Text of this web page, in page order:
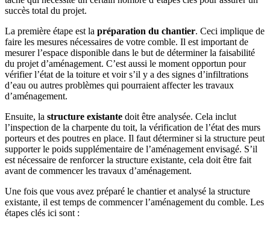
succès total du projet.
La première étape est la préparation du chantier. Ceci implique de
faire les mesures nécessaires de votre comble. Il est important de
mesurer l’espace disponible dans le but de déterminer la faisabilité
du projet d’aménagement. C’est aussi le moment opportun pour
vérifier l’état de la toiture et voir s’il y a des signes d’infiltrations
d’eau ou autres problèmes qui pourraient affecter les travaux
d’aménagement.
Ensuite, la structure existante doit être analysée. Cela inclut
l’inspection de la charpente du toit, la vérification de l’état des murs
porteurs et des poutres en place. Il faut déterminer si la structure peut
supporter le poids supplémentaire de l’aménagement envisagé. S’il
est nécessaire de renforcer la structure existante, cela doit être fait
avant de commencer les travaux d’aménagement.
Une fois que vous avez préparé le chantier et analysé la structure
existante, il est temps de commencer l’aménagement du comble. Les
étapes clés ici sont :